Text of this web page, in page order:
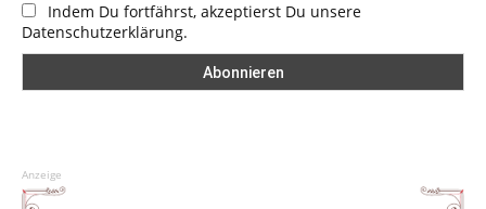
Indem Du fortfährst, akzeptierst Du unsere
Datenschutzerklärung.
Anzeige